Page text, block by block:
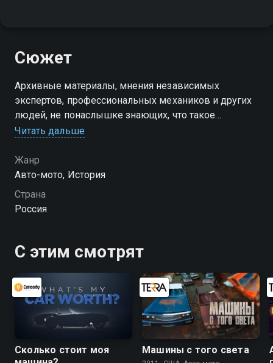
Сюжет
Архивные материалы, мнения независимых
экспертов, профессиональных механиков и других
людей, не понаслышке знающих, что такое
автомобили. Разберёмся в характеристиках и
у страны в нелёгкие времена
Посмотреть онлайн 1 сезон сериала Колёса Страны
Советов. Были и небылицы вы можете совершенно
Читать дальше
Жанр
Авто-мото, История
Страна
Россия
С этим смотрят
Сколько стоит моя
Машины с того света